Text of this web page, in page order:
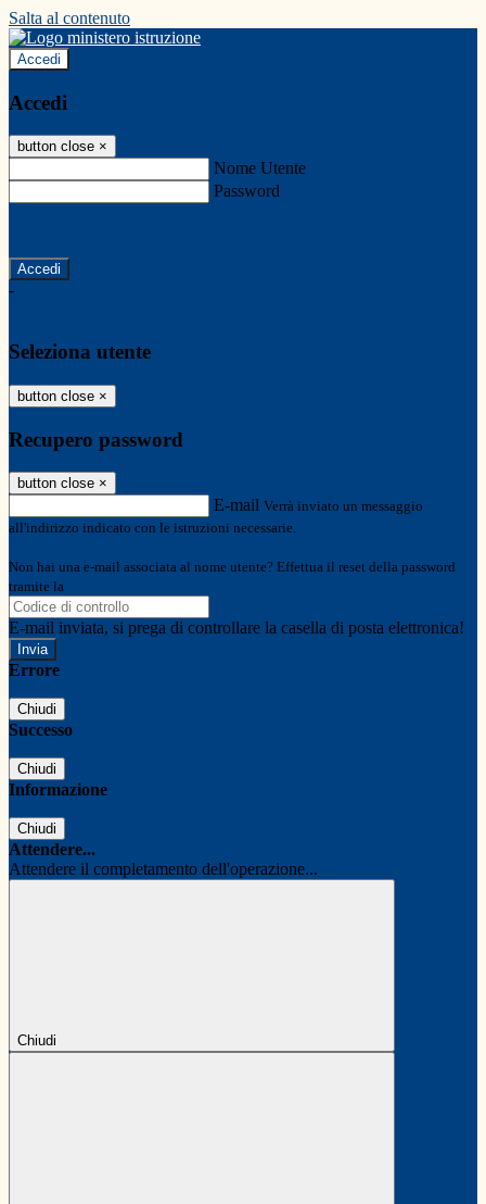
Salta al contenuto
Accedi
Accedi
button close ×
Nome Utente
Password
-
Seleziona utente
button close ×
Recupero password
button close ×
E-mail Verrà inviato un messaggio
all'indirizzo indicato con le istruzioni necessarie.
Non hai una e-mail associata al nome utente? Effettua il reset della password
tramite la
E-mail inviata, si prega di controllare la casella di posta elettronica!
Errore
Chiudi
Successo
Chiudi
Informazione
Chiudi
Attendere...
Attendere il completamento dell'operazione...
Chiudi